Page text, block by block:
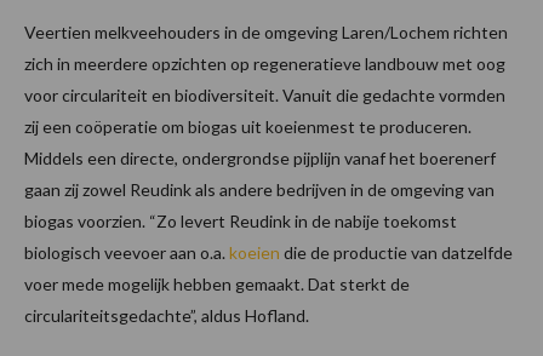
Veertien melkveehouders in de omgeving Laren/Lochem richten
zich in meerdere opzichten op regeneratieve landbouw met oog
voor circulariteit en biodiversiteit. Vanuit die gedachte vormden
zij een coöperatie om biogas uit koeienmest te produceren.
Middels een directe, ondergrondse pijplijn vanaf het boerenerf
gaan zij zowel Reudink als andere bedrijven in de omgeving van
biogas voorzien. “Zo levert Reudink in de nabije toekomst
biologisch veevoer aan o.a. koeien die de productie van datzelfde
voer mede mogelijk hebben gemaakt. Dat sterkt de
circulariteitsgedachte”, aldus Hofland.